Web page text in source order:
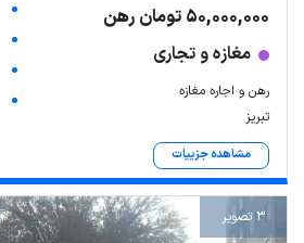
50,000,000 تومان رهن
مغازه و تجاری
رهن و اجاره مغازه
تبریز
مشاهده جزییات
3 تصویر